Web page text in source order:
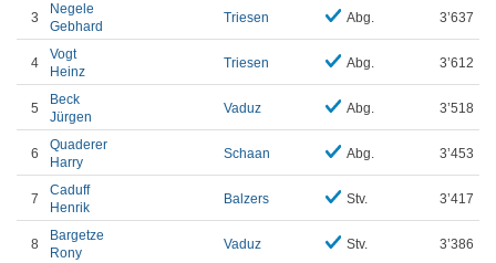
3
Negele
Gebhard
Triesen Abg. 3’637
4
Vogt
Heinz
Triesen Abg. 3’612
5
Beck
Jürgen
Vaduz Abg. 3’518
6
Quaderer
Harry
Schaan Abg. 3’453
7
Caduff
Henrik
Balzers Stv. 3’417
8
Bargetze
Rony
Vaduz Stv. 3’386